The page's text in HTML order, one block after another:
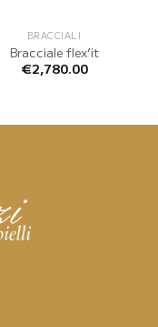
BRACCIALI
Bracciale flex’it
€2,780.00